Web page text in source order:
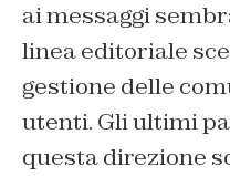
ai messaggi
linea editoriale
gestione delle
utenti. Gli ultimi
questa direzione